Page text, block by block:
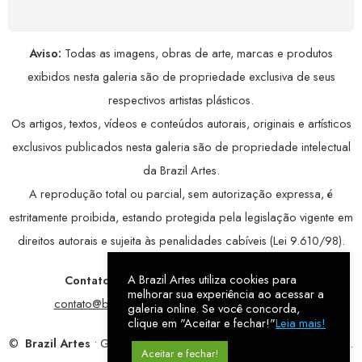
Aviso: Todas as imagens, obras de arte, marcas e produtos
exibidos nesta galeria são de propriedade exclusiva de seus
respectivos artistas plásticos.
Os artigos, textos, vídeos e conteúdos autorais, originais e artísticos
exclusivos publicados nesta galeria são de propriedade intelectual
da Brazil Artes.
A reprodução total ou parcial, sem autorização expressa, é
estritamente proibida, estando protegida pela legislação vigente em
direitos autorais e sujeita às penalidades cabíveis (Lei 9.610/98).
Contatos: WhatsApp:79 9998-1221/ E-mail:
contato@brazilartes.com/ Instagram:@brazilartes
© Brazil Artes • Galeria Online.9 anosde história (2017 – 2026).
A Brazil Artes utiliza cookies para
melhorar sua experiência ao acessar a
galeria online. Se você concorda,
clique em "Aceitar e fechar!"Leia mais!
Aceitar e fechar!